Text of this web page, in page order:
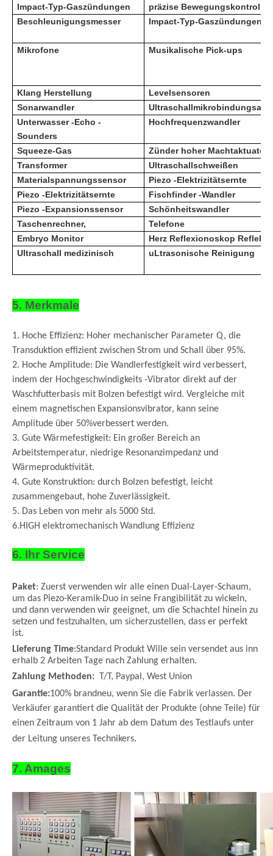
Impact-Typ-Gaszündungen
präzise Bewegungskontrolle
Beschleunigungsmesser
Impact-Typ-Gaszündungen
Mikrofone Musikalische Pick-ups
Klang Herstellung
Levelsensoren
Sonarwandler
Unterwasser -Echo -
Sounders
Hochfrequenzwandler
Squeeze-Gas
Zünder hoher
Transformer
Ultraschallschweißen
Materialspannungssensor
Piezo -Elektrizitätsernte
Piezo -Elektrizitätsernte
Fischfinder -Wandler
Piezo -Expansionssensor
Schönheitswandler
Taschenrechner,
Telefone
Embryo Monitor
Herz Reflexionoskop
Ultraschall medizinisch
uLtrasonische Reinigung
5. Merkmale
1. Hoche Effizienz: Hoher mechanischer Parameter Q, die
Transduktion effizient zwischen Strom und Schall über 95%.
2. Hoche Amplitude: Die Wandlerfestigkeit wird verbessert,
indem der Hochgeschwindigkeits -Vibrator direkt auf der
Waschfutterbasis mit Bolzen befestigt wird. Vergleiche mit
einem magnetischen Expansionsvibrator, kann seine
Amplitude über 50%verbessert werden.
3. Gute Wärmefestigkeit: Ein großer Bereich an
Arbeitstemperatur, niedrige Resonanzimpedanz und
Wärmeproduktivität.
4. Gute Konstruktion: durch Bolzen befestigt, leicht
zusammengebaut, hohe Zuverlässigkeit.
5. Das Leben von mehr als 5000 Std.
6.HIGH elektromechanisch Wandlung Effizienz
6. Ihr Service
Paket: Zuerst verwenden wir alle einen Dual-Layer-Schaum,
um das Piezo-Keramik-Duo in seine Frangibilität zu wickeln,
und dann verwenden wir geeignet, um die Schachtel hinein zu
setzen und festzuhalten, um sicherzustellen, dass er perfekt
ist.
Lieferung Time:Standard Produkt Wille sein versendet aus inn
erhalb 2 Arbeiten Tage nach Zahlung erhalten.
Zahlung Methoden: T/T, Paypal, West Union
Garantie:100% brandneu, wenn Sie die Fabrik verlassen. Der
Verkäufer garantiert die Qualität der Produkte (ohne Teile) für
einen Zeitraum von 1 Jahr ab dem Datum des Testlaufs unter
der Leitung unseres Technikers.
7. Amages